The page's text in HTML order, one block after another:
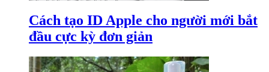
Cách tạo ID Apple cho người mới bắt
đầu cực kỳ đơn giản